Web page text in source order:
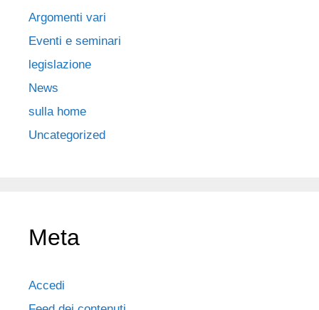
Argomenti vari
Eventi e seminari
legislazione
News
sulla home
Uncategorized
Meta
Accedi